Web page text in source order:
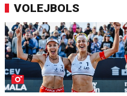
VOLEJBOLS